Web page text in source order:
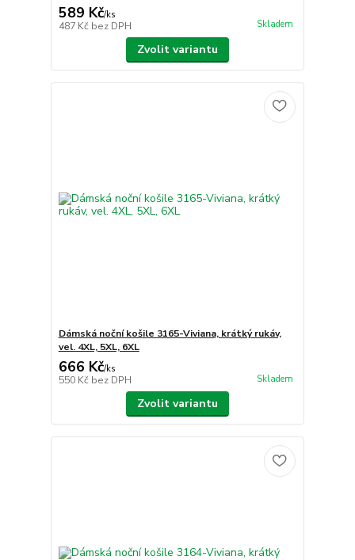
589 Kč/ks
487 Kč bez DPH Skladem
Zvolit variantu
Dámská noční košile 3165-Viviana, krátký rukáv,
vel. 4XL, 5XL, 6XL
666 Kč/ks
550 Kč bez DPH Skladem
Zvolit variantu